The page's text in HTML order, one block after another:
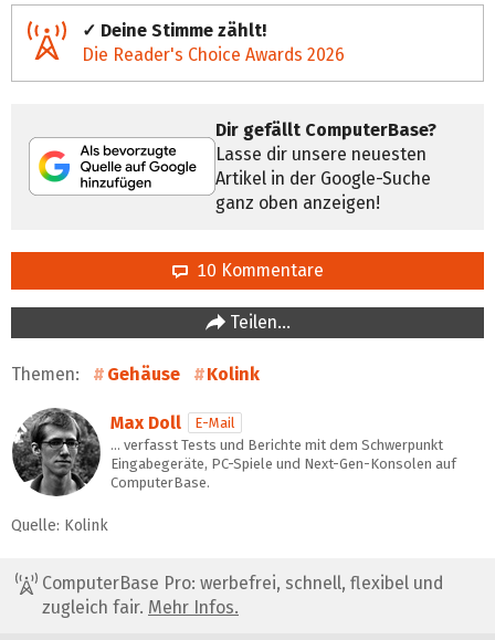
✓ Deine Stimme zählt!
Die Reader's Choice Awards 2026
Dir gefällt ComputerBase?
Lasse dir unsere neuesten
Artikel in der Google-Suche
ganz oben anzeigen!
10 Kommentare
Teilen…
Themen: Gehäuse Kolink
Max Doll
E-Mail
… verfasst Tests und Berichte mit dem Schwerpunkt
Eingabegeräte, PC-Spiele und Next-Gen-Konsolen auf
ComputerBase.
Quelle: Kolink
ComputerBase Pro: werbefrei, schnell, flexibel und
zugleich fair. Mehr Infos.